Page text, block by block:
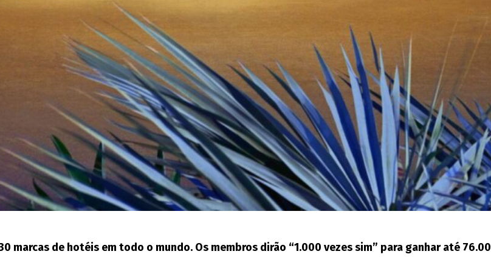
marcas de hotéis em todo o mundo. Os membros dirão “1.000 vezes sim” para ganhar até